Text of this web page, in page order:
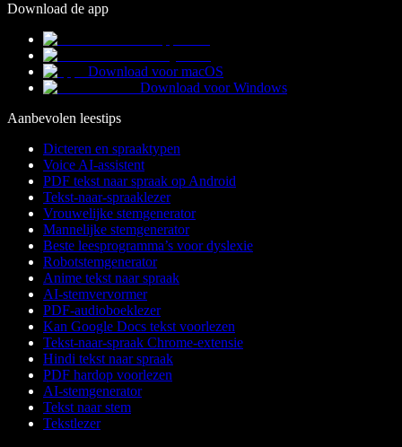
Download de app
Download voor macOS
Download voor Windows
Aanbevolen leestips
Dicteren en spraaktypen
Voice AI-assistent
PDF tekst naar spraak op Android
Tekst-naar-spraaklezer
Vrouwelijke stemgenerator
Mannelijke stemgenerator
Beste leesprogramma’s voor dyslexie
Robotstemgenerator
Anime tekst naar spraak
AI-stemvervormer
PDF-audioboeklezer
Kan Google Docs tekst voorlezen
Tekst-naar-spraak Chrome-extensie
Hindi tekst naar spraak
PDF hardop voorlezen
AI-stemgenerator
Tekst naar stem
Tekstlezer